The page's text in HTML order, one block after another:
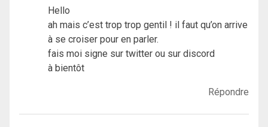
Hello
ah mais c’est trop trop gentil ! il faut qu’on arrive
à se croiser pour en parler.
fais moi signe sur twitter ou sur discord
à bientôt
Répondre